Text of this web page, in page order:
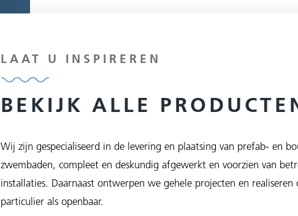
LAAT U INSPIREREN
BEKIJK ALLE
Wij zijn gespecialiseerd in de levering en plaatsing van prefab- en
zwembaden, compleet en deskundig afgewerkt en voorzien van
installaties. Daarnaast ontwerpen we gehele projecten en realiseren
particulier als openbaar.